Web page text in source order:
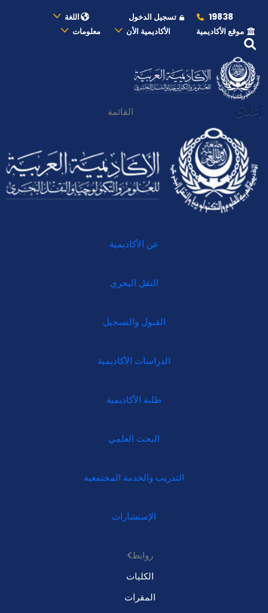
19838 تسجيل الدخول
اللغة
موقع الأكاديمية
الأكاديمية الأن معلومات
إغلاق القائمة
عن الأكاديمية
النقل البحري
القبول والتسجيل
الدراسات الأكاديمية
طلبة الأكاديمية
البحث العلمي
التدريب والخدمة المجتمعية
الإستشارات
روابط
الكليات
المقرات